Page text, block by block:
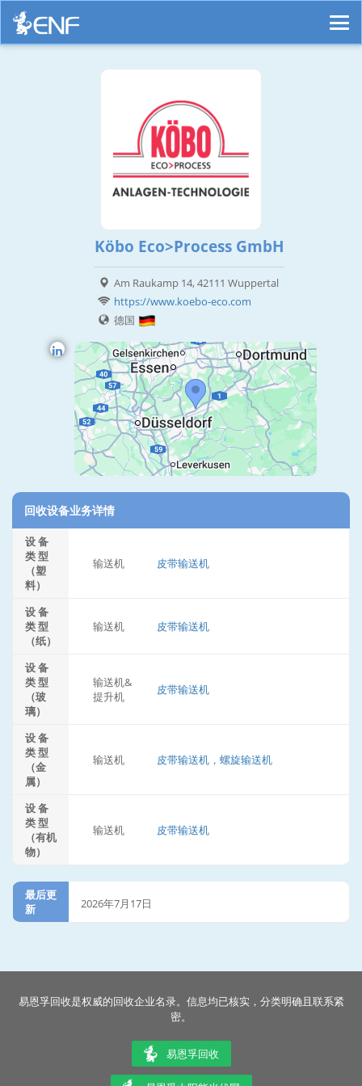
Köbo Eco>Process GmbH
Am Raukamp 14, 42111 Wuppertal
https://www.koebo-eco.com
德国
回收设备业务详情
设 备
类 型
（塑
料）
输送机 皮带输送机
设 备
类 型
（纸）
输送机 皮带输送机
设 备
类 型
（玻
璃）
输送机&
提升机
皮带输送机
设 备
类 型
（金
属）
输送机 皮带输送机，螺旋输送机
设 备
类 型
（有机
物）
输送机 皮带输送机
最后更
新
2026年7月17日
易恩孚回收是权威的回收企业名录。信息均已核实，分类明确且联系紧
密。
易恩孚回收